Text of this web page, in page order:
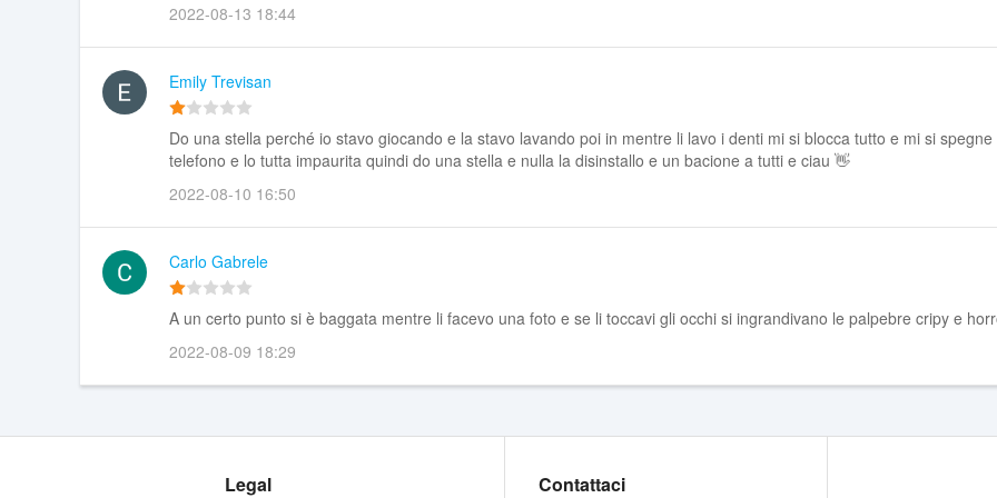
2022-08-13 18:44
Emily Trevisan
Do una stella perché io stavo giocando e la stavo lavando poi in mentre li lavo i denti mi si blocca tutto e mi si spegne
telefono e lo tutta impaurita quindi do una stella e nulla la disinstallo e un bacione a tutti e ciau 👋
2022-08-10 16:50
Carlo Gabrele
A un certo punto si è baggata mentre li facevo una foto e se li toccavi gli occhi si ingrandivano le palpebre cripy e
2022-08-09 18:29
Legal Contattaci